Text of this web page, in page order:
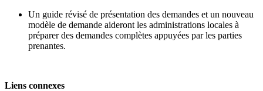
Un guide révisé de présentation des demandes et un nouveau
modèle de demande aideront les administrations locales à
préparer des demandes complètes appuyées par les parties
prenantes.
Liens connexes